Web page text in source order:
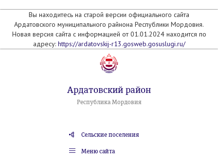
Вы находитесь на старой версии официального сайта
Ардатовского муниципального райнона Республики Мордовия.
Новая версия сайта с информацией от 01.01.2024 находится по
адресу: https://ardatovskij-r13.gosweb.gosuslugi.ru/
Ардатовский район
Республика Мордовия
Сельские поселения
Меню сайта